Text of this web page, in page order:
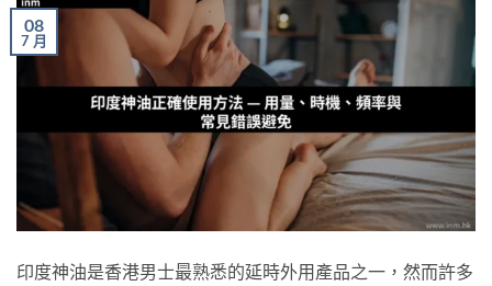
08
7 月
印度神油是香港男士最熟悉的延時外用產品之一，然而許多